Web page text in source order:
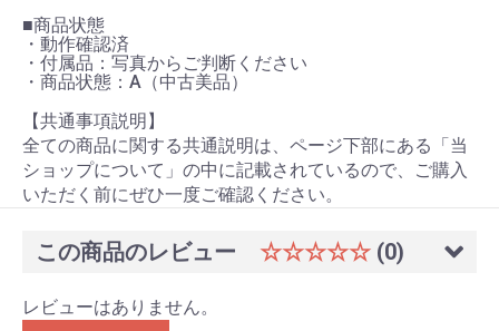
■商品状態
・動作確認済
・付属品：写真からご判断ください
・商品状態：A（中古美品）
【共通事項説明】
全ての商品に関する共通説明は、ページ下部にある「当
ショップについて」の中に記載されているので、ご購入
いただく前にぜひ一度ご確認ください。
この商品のレビュー ☆☆☆☆☆ (0)
レビューはありません。